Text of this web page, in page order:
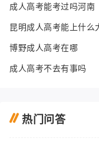
成人高考能考过吗河南
昆明成人高考能上什么
博野成人高考在哪
成人高考不去有事吗
热门问答